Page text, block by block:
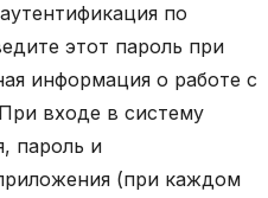
по
этот пароль при
информация о работе с
входе в систему
пароль и
(при каждом